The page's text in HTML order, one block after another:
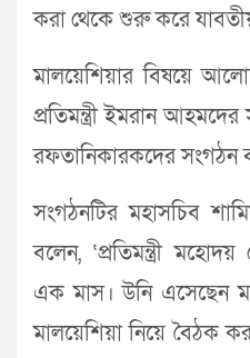
করা থেকে শুরু করে যাবতীয়
মালয়েশিয়ার বিষয়ে
প্রতিমন্ত্রী ইমরান
রফতানিকারকদের সংগঠন
সংগঠনটির মহাসচিব
বলেন, ‘প্রতিমন্ত্রী
এক মাস। উনি এসেছেন
মালয়েশিয়া নিয়ে